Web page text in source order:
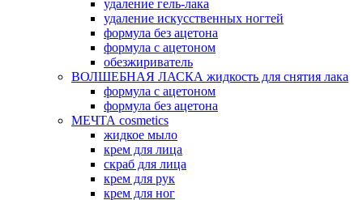
удаление гель-лака
удаление искусственных ногтей
формула без ацетона
формула с ацетоном
обезжириватель
ВОЛШЕБНАЯ ЛАСКА жидкость для снятия лака
формула с ацетоном
формула без ацетона
МЕЧТА cosmetics
жидкое мыло
крем для лица
скраб для лица
крем для рук
крем для ног